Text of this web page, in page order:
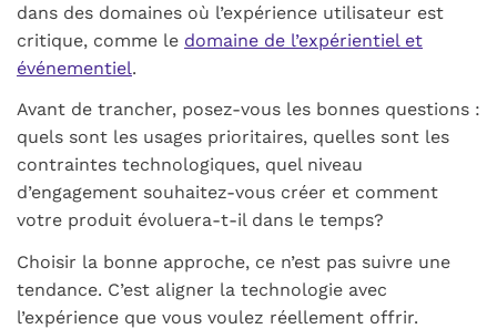
dans des domaines où l’expérience utilisateur est
critique, comme le domaine de l’expérientiel et
événementiel.
Avant de trancher, posez-vous les bonnes questions :
quels sont les usages prioritaires, quelles sont les
contraintes technologiques, quel niveau
d’engagement souhaitez-vous créer et comment
votre produit évoluera-t-il dans le temps?
Choisir la bonne approche, ce n’est pas suivre une
tendance. C’est aligner la technologie avec
l’expérience que vous voulez réellement offrir.